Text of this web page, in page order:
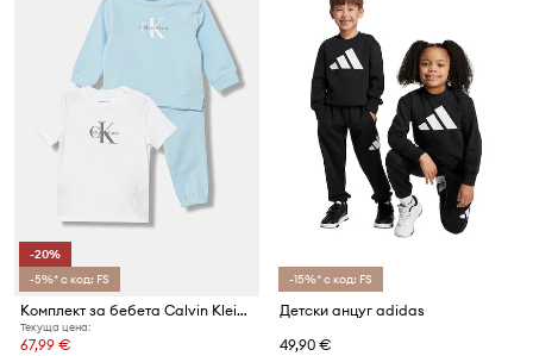
-20%
-5%* с код: FS
Комплект за бебета Calvin Klein Jeans
Текуща цена:
67,99 €
-15%* с код: FS
Детски анцуг adidas
49,90 €